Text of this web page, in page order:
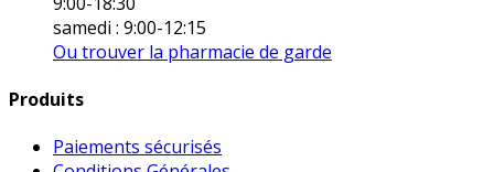
samedi : 9:00-12:15
Ou trouver la pharmacie de garde
Produits
Paiements sécurisés